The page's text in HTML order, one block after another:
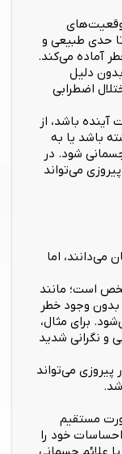
حدی طبیعی و
آماده می‌کند.
دلیل
اضطرابی
باشد، از
باشد یا به
شود. در
می‌تواند
می‌دانند، اما
است؛ مانند
وجود خطر
برای مثال،
و نگرانی شدید
می‌تواند
مستقیم
خود را